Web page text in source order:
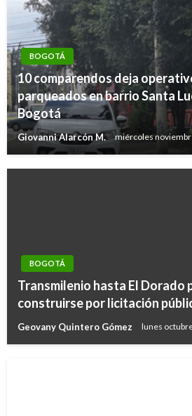
BOGOTÁ
10 comparendos deja
parqueados en barrio Santa
Bogotá
Giovanni Alarcón M. miércoles
BOGOTÁ
Transmilenio hasta El Dorado
construirse por licitación
Geovany Quintero Gómez lunes